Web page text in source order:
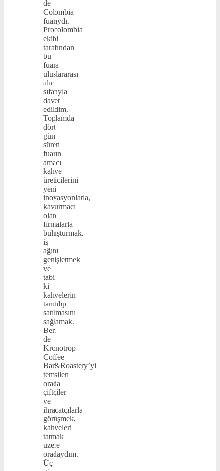
de
Colombia
fuarıydı.
Procolombia
ekibi
tarafından
bu
fuara
uluslararası
alıcı
sıfatıyla
davet
edildim.
Toplamda
dört
gün
süren
fuarın
amacı
kahve
üreticilerini
yeni
inovasyonlarla,
kavurmacı
olan
firmalarla
buluşturmak,
iş
ağını
genişletmek
ve
tabi
ki
kahvelerin
tanıtılıp
satılmasını
sağlamak.
Ben
de
Kronotrop
Coffee
Bar&Roastery’yi
temsilen
orada
çiftçiler
ve
ihracatçılarla
görüşmek,
kahveleri
tatmak
üzere
oradaydım.
Üç